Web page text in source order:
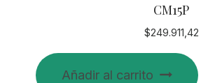
CM15P
$249.911,42
Añadir al carrito